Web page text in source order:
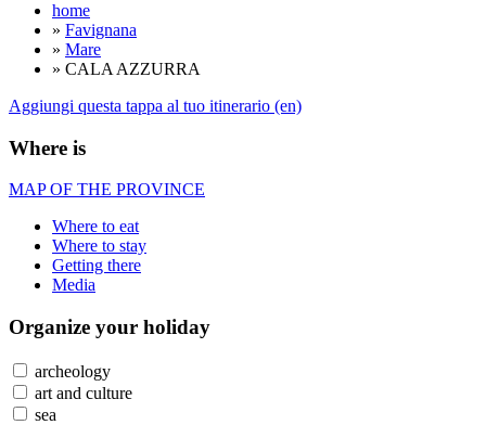
home
» Favignana
» Mare
» CALA AZZURRA
Aggiungi questa tappa al tuo itinerario (en)
Where is
MAP OF THE PROVINCE
Where to eat
Where to stay
Getting there
Media
Organize your holiday
archeology
art and culture
sea